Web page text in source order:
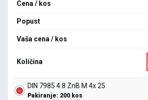
Cena / kos
Popust
Vaša cena / kos
Količina
DIN 7985 4.8 ZnB M 4x 25
Pakiranje: 200 kos